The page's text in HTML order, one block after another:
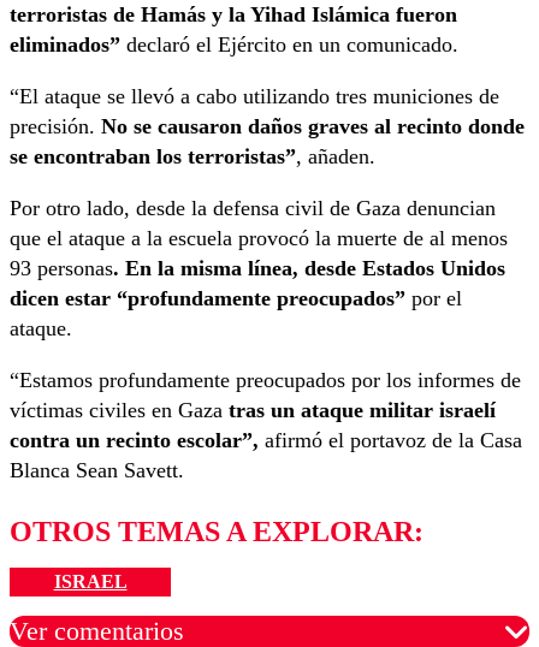
terroristas de Hamás y la Yihad Islámica fueron
eliminados” declaró el Ejército en un comunicado.
“El ataque se llevó a cabo utilizando tres municiones de
precisión. No se causaron daños graves al recinto donde
se encontraban los terroristas”, añaden.
Por otro lado, desde la defensa civil de Gaza denuncian
que el ataque a la escuela provocó la muerte de al menos
93 personas. En la misma línea, desde Estados Unidos
dicen estar “profundamente preocupados” por el
ataque.
“Estamos profundamente preocupados por los informes de
víctimas civiles en Gaza tras un ataque militar israelí
contra un recinto escolar”, afirmó el portavoz de la Casa
Blanca Sean Savett.
OTROS TEMAS A EXPLORAR:
ISRAEL
Ver comentarios